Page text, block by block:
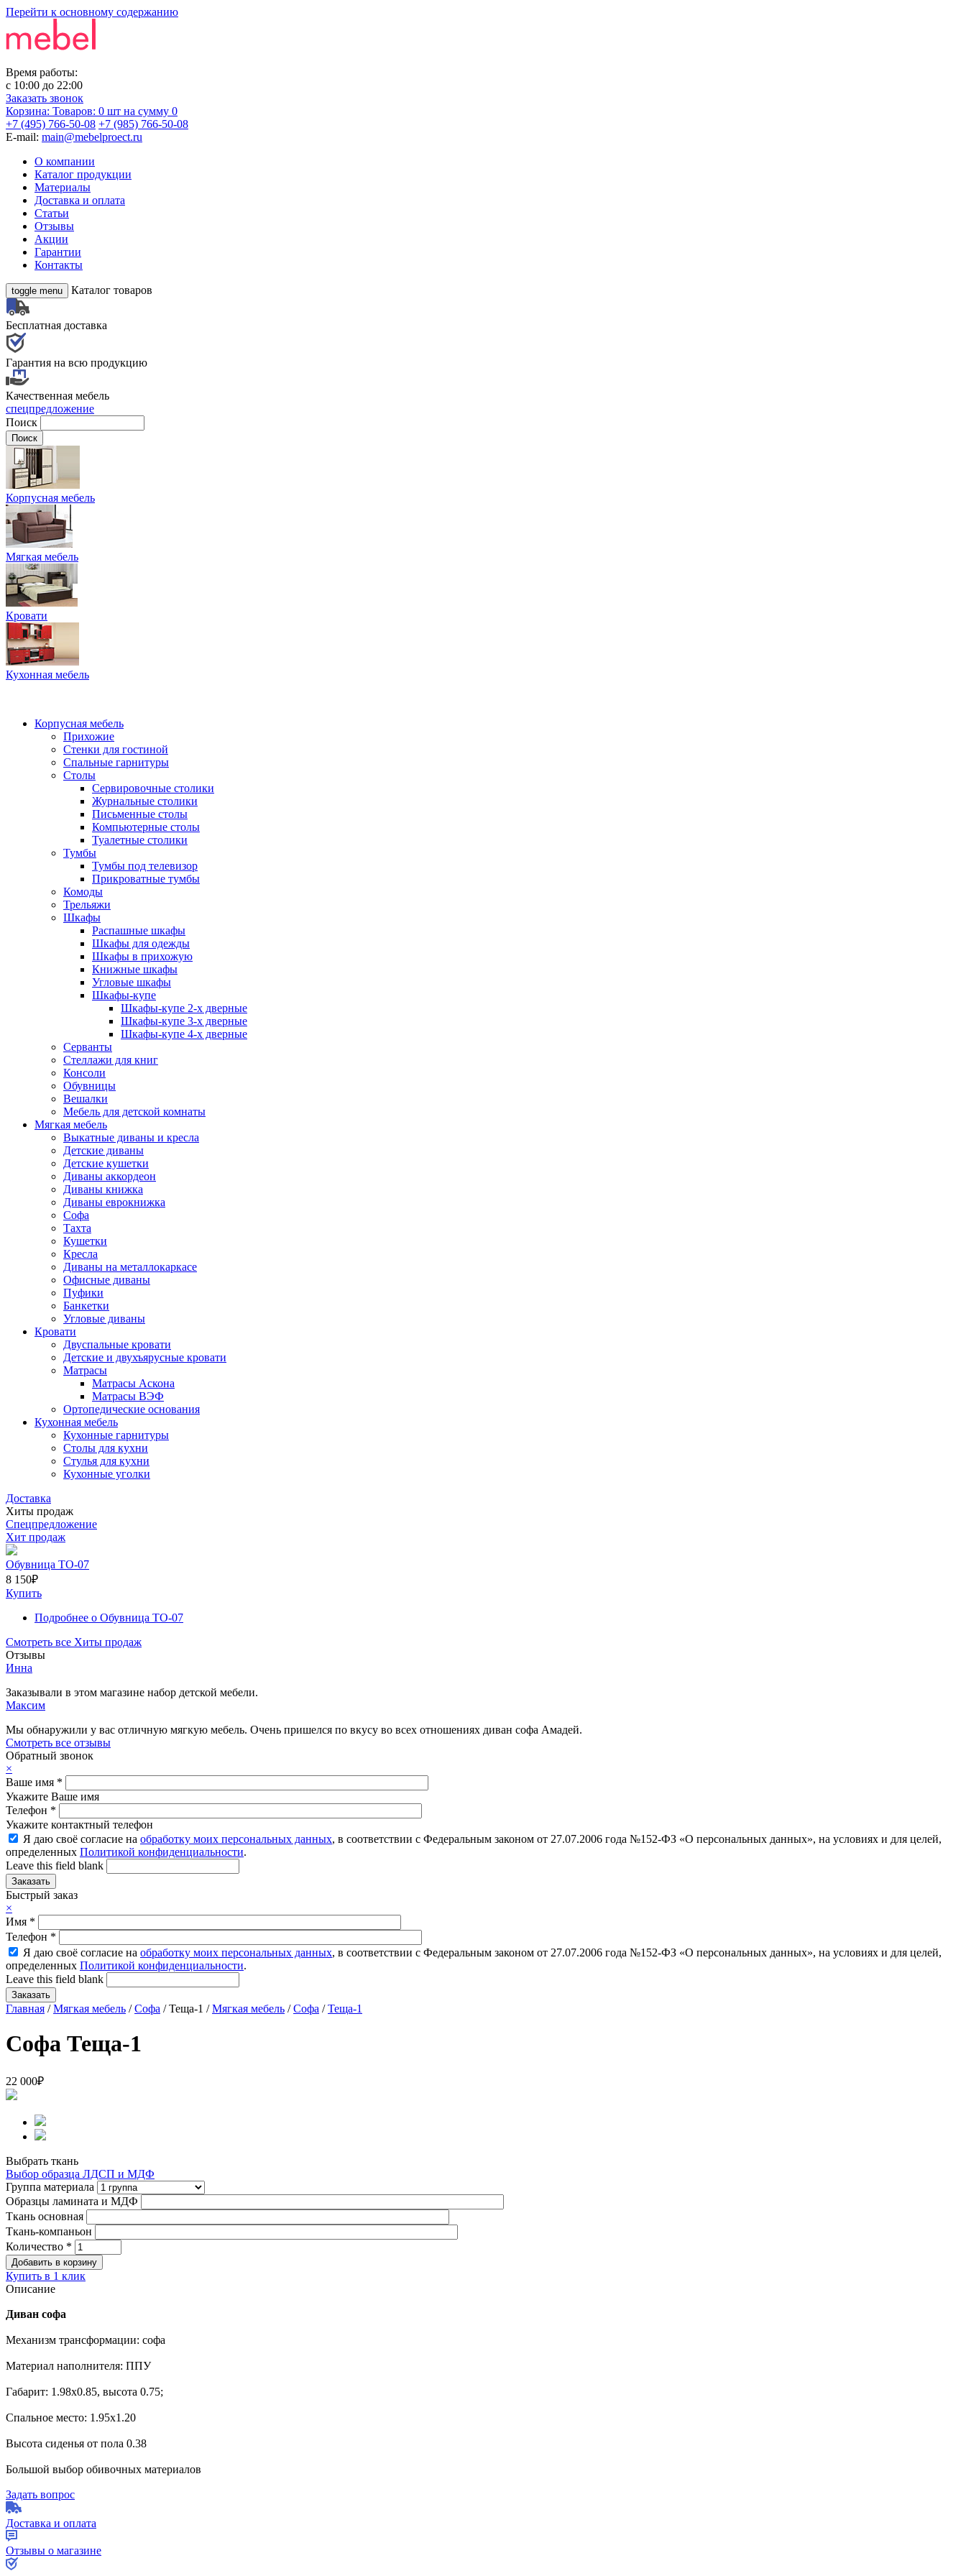
Перейти к основному содержанию
Время работы:
с 10:00 до 22:00
Заказать звонок
Корзина: Товаров: 0 шт на сумму 0
+7 (495) 766-50-08 +7 (985) 766-50-08
E-mail: main@mebelproect.ru
О компании
Каталог продукции
Материалы
Доставка и оплата
Статьи
Отзывы
Акции
Гарантии
Контакты
toggle menu Каталог товаров
Бесплатная доставка
Гарантия на всю продукцию
Качественная мебель
спецпредложение
Поиск
Корпусная мебель
Мягкая мебель
Кровати
Кухонная мебель
Корпусная мебель
Прихожие
Стенки для гостиной
Спальные гарнитуры
Столы
Сервировочные столики
Журнальные столики
Письменные столы
Компьютерные столы
Туалетные столики
Тумбы
Тумбы под телевизор
Прикроватные тумбы
Комоды
Трельяжи
Шкафы
Распашные шкафы
Шкафы для одежды
Шкафы в прихожую
Книжные шкафы
Угловые шкафы
Шкафы-купе
Шкафы-купе 2-x дверные
Шкафы-купе 3-х дверные
Шкафы-купе 4-х дверные
Серванты
Стеллажи для книг
Консоли
Обувницы
Вешалки
Мебель для детской комнаты
Мягкая мебель
Выкатные диваны и кресла
Детские диваны
Детские кушетки
Диваны аккордеон
Диваны книжка
Диваны еврокнижка
Софа
Тахта
Кушетки
Кресла
Диваны на металлокаркасе
Офисные диваны
Пуфики
Банкетки
Угловые диваны
Кровати
Двуспальные кровати
Детские и двухъярусные кровати
Матрасы
Матрасы Аскона
Матрасы ВЭФ
Ортопедические основания
Кухонная мебель
Кухонные гарнитуры
Столы для кухни
Стулья для кухни
Кухонные уголки
Доставка
Хиты продаж
Спецпредложение
Хит продаж
Обувница ТО-07
8 150₽
Купить
Подробнее о Обувница ТО-07
Смотреть все Хиты продаж
Отзывы
Инна
Заказывали в этом магазине набор детской мебели.
Максим
Мы обнаружили у вас отличную мягкую мебель. Очень пришелся по вкусу во всех отношениях диван софа Амадей.
Смотреть все отзывы
Обратный звонок
×
Ваше имя *
Укажите Ваше имя
Телефон *
Укажите контактный телефон
Я даю своё согласие на обработку моих персональных данных, в соответствии с Федеральным законом от 27.07.2006 года №152-ФЗ «О персональных данных», на условиях и для целей,
определенных Политикой конфиденциальности.
Leave this field blank
Быстрый заказ
×
Имя *
Телефон *
Я даю своё согласие на обработку моих персональных данных, в соответствии с Федеральным законом от 27.07.2006 года №152-ФЗ «О персональных данных», на условиях и для целей,
определенных Политикой конфиденциальности.
Leave this field blank
Главная /Мягкая мебель /Софа / Теща-1 /Мягкая мебель /Софа /Теща-1
Софа Теща-1
22 000₽
Выбрать ткань
Выбор образца ЛДСП и МДФ
Группа материала
Образцы ламината и МДФ
Ткань основная
Ткань-компаньон
Количество *
Купить в 1 клик
Описание
Диван софа
Механизм трансформации: софа
Материал наполнителя: ППУ
Габарит: 1 .98х0.85, высота 0.75;
Спальное место: 1.95х1.20
Высота сиденья от пола 0.38
Большой выбор обивочных материалов
Задать вопрос
Доставка и оплата
Отзывы о магазине